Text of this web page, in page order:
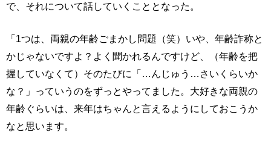
で、それについて話していくこととなった。
「1つは、両親の年齢ごまかし問題（笑）いや、年齢詐称と
かじゃないですよ？よく聞かれるんですけど、（年齢を把
握していなくて）そのたびに「…んじゅう…さいくらいか
な？」っていうのをずっとやってました。大好きな両親の
年齢ぐらいは、来年はちゃんと言えるようにしておこうか
なと思います。